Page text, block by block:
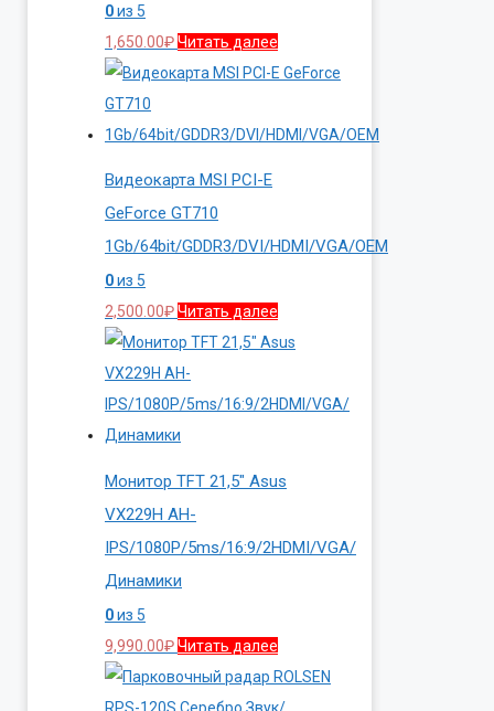
0из 5
1,650.00₽Читать далее
Видеокарта MSI PCI-E
GeForce GT710
1Gb/64bit/GDDR3/DVI/HDMI/VGA/OEM
0из 5
2,500.00₽Читать далее
Монитор TFT 21,5″ Asus
VX229H AH-
IPS/1080P/5ms/16:9/2HDMI/VGA/
Динамики
0из 5
9,990.00₽Читать далее